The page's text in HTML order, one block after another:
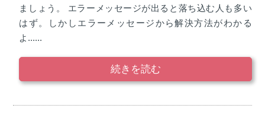
ましょう。 エラーメッセージが出ると落ち込む人も多い
はず。しかしエラーメッセージから解決方法がわかる
よ......
続きを読む